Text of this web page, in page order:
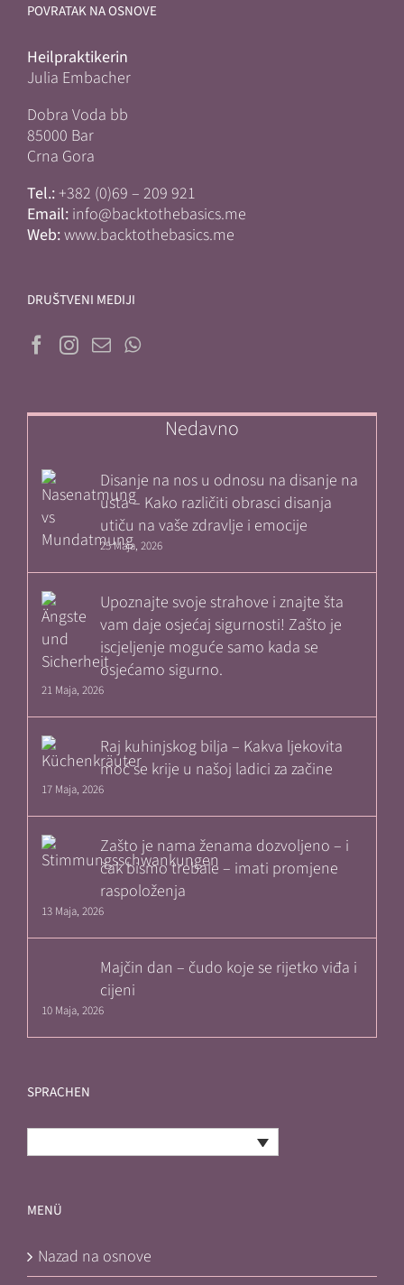
POVRATAK NA OSNOVE
Heilpraktikerin
Julia Embacher
Dobra Voda bb
85000 Bar
Crna Gora
Tel.:+382 (0)69 – 209 921
Email: info@backtothebasics.me
Web:www.backtothebasics.me
DRUŠTVENI MEDIJI
Nedavno
Disanje na nos u odnosu na disanje na
usta – Kako različiti obrasci disanja
utiču na vaše zdravlje i emocije
25 Maja, 2026
Upoznajte svoje strahove i znajte šta
vam daje osjećaj sigurnosti! Zašto je
iscjeljenje moguće samo kada se
osjećamo sigurno.
21 Maja, 2026
Raj kuhinjskog bilja – Kakva ljekovita
moć se krije u našoj ladici za začine
17 Maja, 2026
Zašto je nama ženama dozvoljeno – i
čak bismo trebale – imati promjene
raspoloženja
13 Maja, 2026
Majčin dan – čudo koje se rijetko viđa i
cijeni
10 Maja, 2026
SPRACHEN
MENÜ
Nazad na osnove